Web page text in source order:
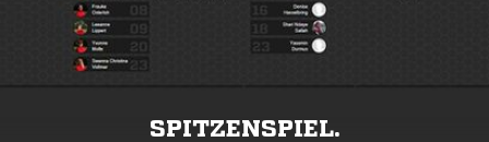
SPITZENSPIEL.